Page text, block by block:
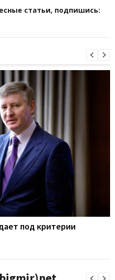
статьи, подпишись:
под критерии